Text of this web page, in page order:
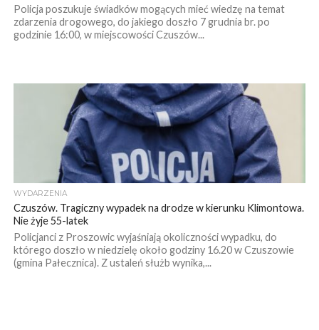
Policja poszukuje świadków mogących mieć wiedzę na temat
zdarzenia drogowego, do jakiego doszło 7 grudnia br. po
godzinie 16:00, w miejscowości Czuszów...
WYDARZENIA
Czuszów. Tragiczny wypadek na drodze w kierunku Klimontowa.
Nie żyje 55-latek
Policjanci z Proszowic wyjaśniają okoliczności wypadku, do
którego doszło w niedzielę około godziny 16.20 w Czuszowie
(gmina Pałecznica). Z ustaleń służb wynika,...